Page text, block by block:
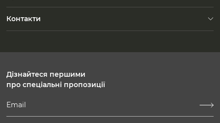
Зворотний зв'язок
Контакти
Пн-Пт: 10:00-19:00
Сб-Вс: 10:00-18:00
Дізнайтеся першими
про спеціальні пропозиції